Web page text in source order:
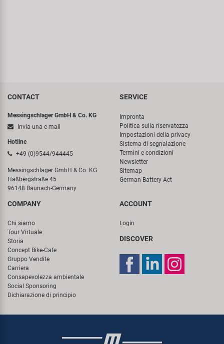
CONTACT
Messingschlager GmbH & Co. KG
Invia una e-mail
Hotline
+49 (0)9544/944445
Messingschlager GmbH & Co. KG
Haßbergstraße 45
96148 Baunach-Germany
SERVICE
Impronta
Politica sulla riservatezza
Impostazioni della privacy
Sistema di segnalazione
Termini e condizioni
Newsletter
Sitemap
German Battery Act
COMPANY
Chi siamo
Tour Virtuale
Storia
Concept Bike-Cafe
Gruppo Vendite
Carriera
Consapevolezza ambientale
Social Sponsoring
Dichiarazione di principio
ACCOUNT
Login
DISCOVER